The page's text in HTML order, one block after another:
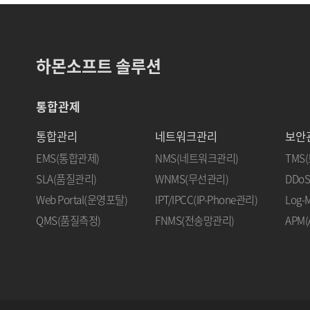
하몬소프트 솔루션
통합관제
통합관리
EMS(통합관제)
SLA(품질관리)
Web Portal(운영포탈)
QMS(품질측정)
네트워크관리
NMS(네트워크관리)
WNMS(무선관리)
IPT/IPCC(IP-Phone관리)
FNMS(전송망관리)
보안
Log-